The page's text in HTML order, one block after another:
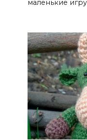
маленькие